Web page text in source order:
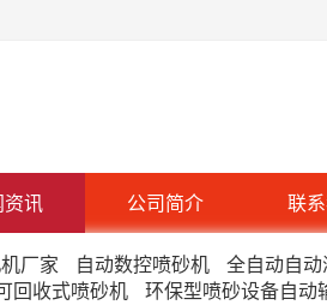
讯 公司简介 联
厂家 自动数控喷砂机 全自动自
回收式喷砂机 环保型喷砂设备自动